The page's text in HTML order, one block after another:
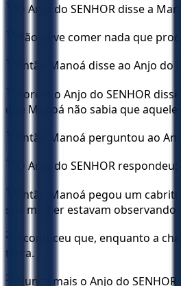
13 O Anjo do SENHOR disse a
14 Não deve comer nada que
15 Então Manoá disse ao Anjo
16
Porém o Anjo do SENHOR
que Manoá não sabia que aquele
17 Então Manoá perguntou ao
18 O Anjo do SENHOR
19
Então Manoá pegou um
sua mulher estavam observando.
20
Aconteceu que, enquanto a
terra.
21 Nunca mais o Anjo do